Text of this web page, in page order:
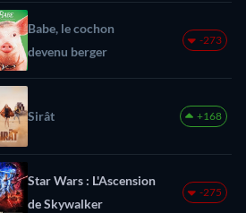
Babe, le cochon
devenu berger
-273
Sirât +168
Star Wars : L'Ascension
de Skywalker
-275